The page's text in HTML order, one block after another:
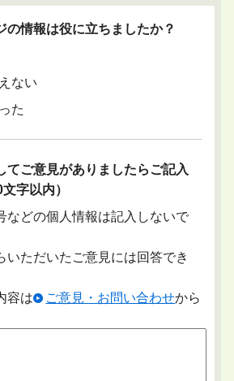
の情報は役に立ちましたか？
ない
た
てご意見がありましたらご記入
字以内）
などの個人情報は記入しないで
いただいたご意見には回答でき
容は
ご意見・お問い合わせから